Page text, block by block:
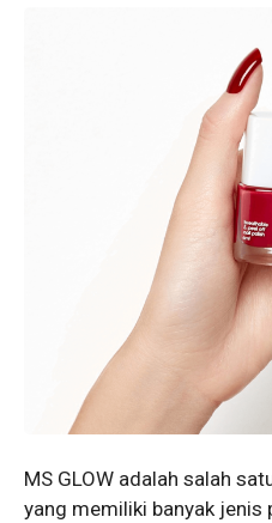
MS GLOW adalah salah
yang memiliki banyak jenis